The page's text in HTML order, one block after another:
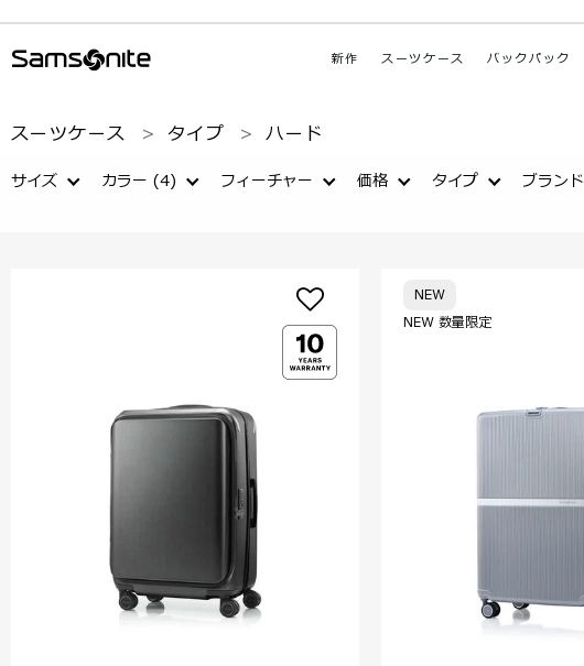
新作 スーツケース バックパック
スーツケース タイプ ハード
サイズ カラー (4) フィーチャー 価格 ブランド
タイプ
NEW 数量限定
NEW